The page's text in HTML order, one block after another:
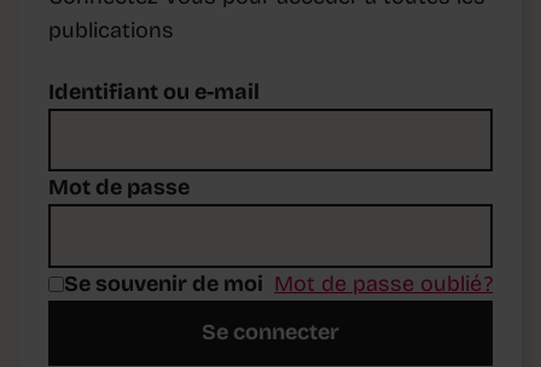
publications
Identifiant ou e-mail
Mot de passe
Se souvenir de moi Mot de passe oublié ?
Se connecter